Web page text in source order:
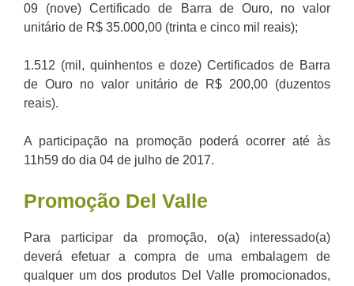
09 (nove) Certificado de Barra de Ouro, no valor
unitário de R$ 35.000,00 (trinta e cinco mil reais);
1.512 (mil, quinhentos e doze) Certificados de Barra
de Ouro no valor unitário de R$ 200,00 (duzentos
reais).
A participação na promoção poderá ocorrer até às
11h59 do dia 04 de julho de 2017.
Promoção Del Valle
Para participar da promoção, o(a) interessado(a)
deverá efetuar a compra de uma embalagem de
qualquer um dos produtos Del Valle promocionados,